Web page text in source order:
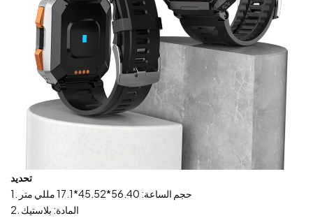
تحديد
1. حجم الساعة: 56.40*45.52*17.1 مللي متر
2. المادة: بلاستيك